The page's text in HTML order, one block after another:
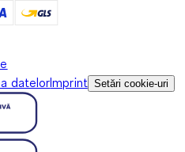
datelorImprint Setări cookie-uri